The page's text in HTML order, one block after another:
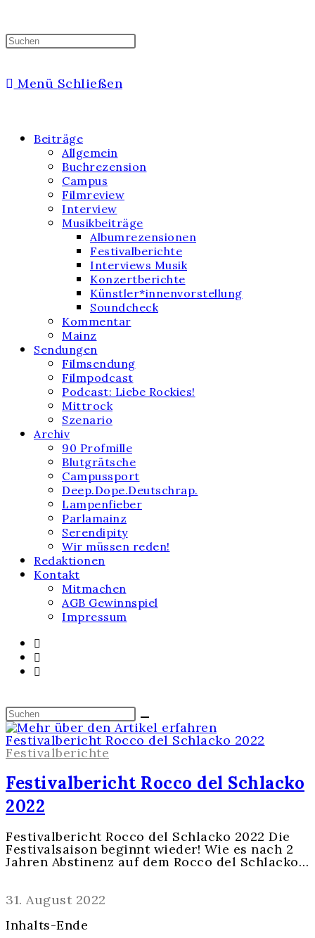
Menü Schließen
Beiträge
Allgemein
Buchrezension
Campus
Filmreview
Interview
Musikbeiträge
Albumrezensionen
Festivalberichte
Interviews Musik
Konzertberichte
Künstler*innenvorstellung
Soundcheck
Kommentar
Mainz
Sendungen
Filmsendung
Filmpodcast
Podcast: Liebe Rockies!
Mittrock
Szenario
Archiv
90 Profmille
Blutgrätsche
Campussport
Deep.Dope.Deutschrap.
Lampenfieber
Parlamainz
Serendipity
Wir müssen reden!
Redaktionen
Kontakt
Mitmachen
AGB Gewinnspiel
Impressum
Festivalberichte
Festivalbericht Rocco del Schlacko
2022
Festivalbericht Rocco del Schlacko 2022 Die
Festivalsaison beginnt wieder! Wie es nach 2
Jahren Abstinenz auf dem Rocco del Schlacko…
31. August 2022
Inhalts-Ende